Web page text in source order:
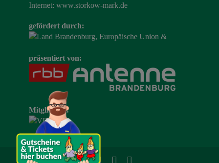
Internet: www.storkow-mark.de
gefördert durch:
präsentiert von:
Mitglied im: